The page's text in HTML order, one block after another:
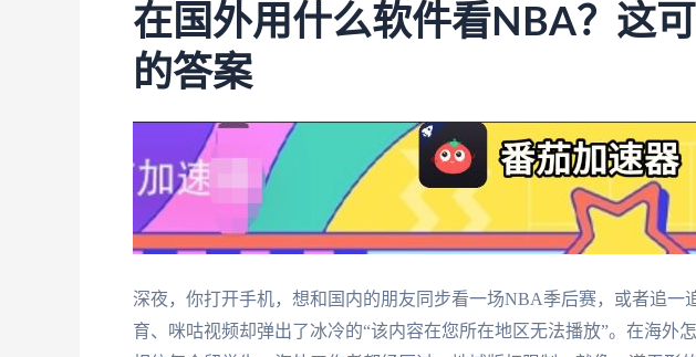
在国外用什么软件看NBA？这
的答案
深夜，你打开手机，想和国内的朋友同步看一场NBA季后赛，或者追一
育、咪咕视频却弹出了冰冷的“该内容在您所在地区无法播放”。在海外